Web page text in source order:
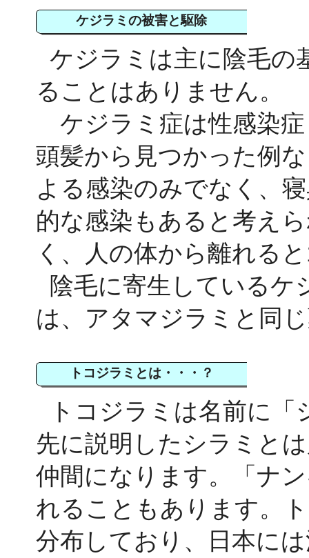
ケジラミの被害と駆除
ケジラミは主に陰毛の
ることはありません。
ケジラミ症は性感染
頭髪から見つかった例
よる感染のみでなく、
的な感染もあると考え
く、人の体から離れる
陰毛に寄生しているケ
は、アタマジラミと同
トコジラミとは・・・？
トコジラミは名前に「
先に説明したシラミと
仲間になります。「ナ
れることもあります。
分布しており、日本に